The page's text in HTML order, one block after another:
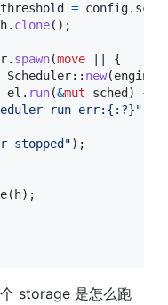
= config.
. clone( ) ;
. spawn(move
{
Scheduler:: new(engine
el . run(&mut sched )
{
run err:{:?}"
stopped") ;
( h) ;
storage 是怎么跑